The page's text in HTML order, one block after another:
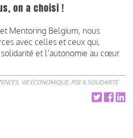
on a choisi !
Mentoring Belgium, nous
avec celles et ceux qui,
et l’autonomie au cœur
VIE ÉCONOMIQUE, RSE & SOLIDARITÉ